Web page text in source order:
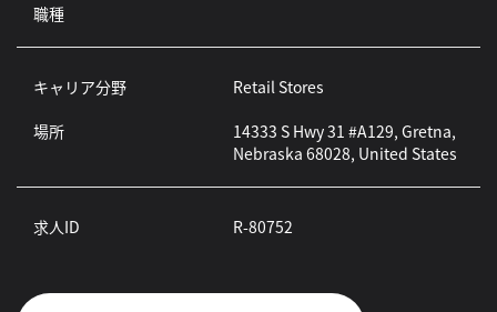
職種
キャリア分野
Retail Stores
場所
14333 S Hwy 31 #A129, Gretna,
Nebraska 68028, United States
求人ID R-80752